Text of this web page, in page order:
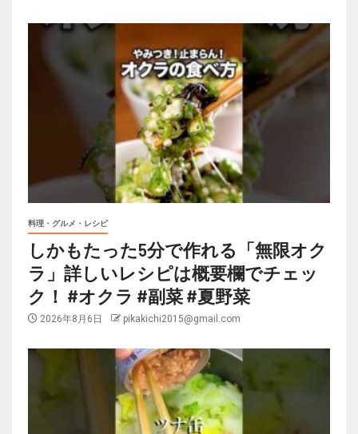
料理・グルメ・レシピ
しかもたった5分で作れる「無限オク
ラ」詳しいレシピは概要欄でチェッ
ク！ #オクラ #副菜 #夏野菜
2026年8月6日 pikakichi2015@gmail.com